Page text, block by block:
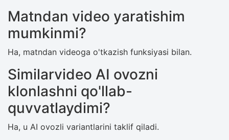
Matndan video yaratishim
mumkinmi?
Ha, matndan videoga o'tkazish funksiyasi bilan.
Similarvideo AI ovozni
klonlashni qo'llab-
quvvatlaydimi?
Ha, u AI ovozli variantlarini taklif qiladi.